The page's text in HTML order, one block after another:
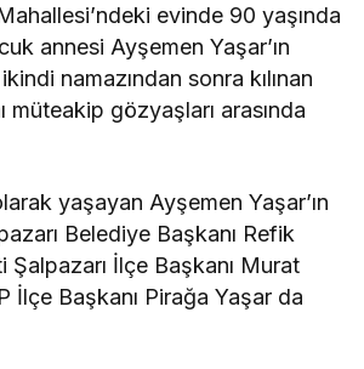
evinde 90 yaşında
annesi Ayşemen Yaşar’ın
namazından sonra kılınan
müteakip gözyaşları arasında
yaşayan Ayşemen Yaşar’ın
Belediye Başkanı Refik
Şalpazarı İlçe Başkanı Murat
İlçe Başkanı Pirağa Yaşar da